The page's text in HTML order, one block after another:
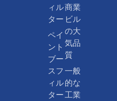
ィル
ター
ペイ
ント
ブー
スフ
ィル
ター
商業
ビル
の大
気品
質
一般
的な
工業